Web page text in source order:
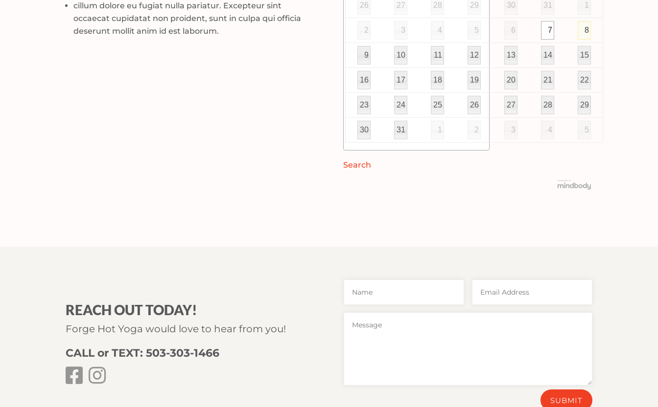
cillum dolore eu fugiat nulla pariatur. Excepteur sint
occaecat cupidatat non proident, sunt in culpa qui officia
deserunt mollit anim id est laborum.
26 27 28 29 30 31 1
2 3 4 5 6 7 8
9 10 11 12 13 14 15
16 17 18 19 20 21 22
23 24 25 26 27 28 29
30 31 1 2 3 4 5
Search
REACH OUT TODAY!
Forge Hot Yoga would love to hear from you!
CALL or TEXT: 503-303-1466
SUBMIT